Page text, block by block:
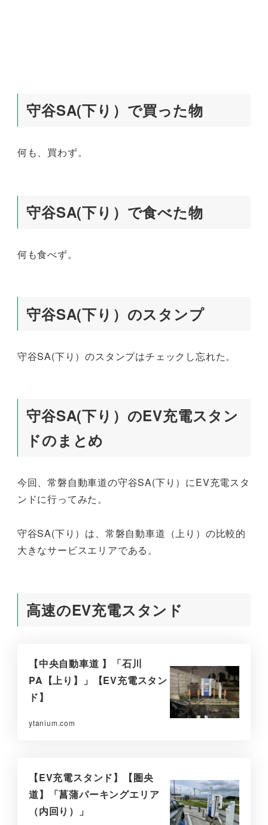
守谷SA(下り）で買った物
何も、買わず。
守谷SA(下り）で食べた物
何も食べず。
守谷SA(下り）のスタンプ
守谷SA(下り）のスタンプはチェックし忘れた。
守谷SA(下り）のEV充電スタン
ドのまとめ
今回、常磐自動車道の守谷SA(下り）にEV充電スタ
ンドに行ってみた。
守谷SA(下り）は、常磐自動車道（上り）の比較的
大きなサービスエリアである。
高速のEV充電スタンド
【中央自動車道 】「石川
PA【上り】」【EV充電スタン
ド】
ytanium.com
【EV充電スタンド】【圏央
道】「菖蒲パーキングエリア
（内回り）」